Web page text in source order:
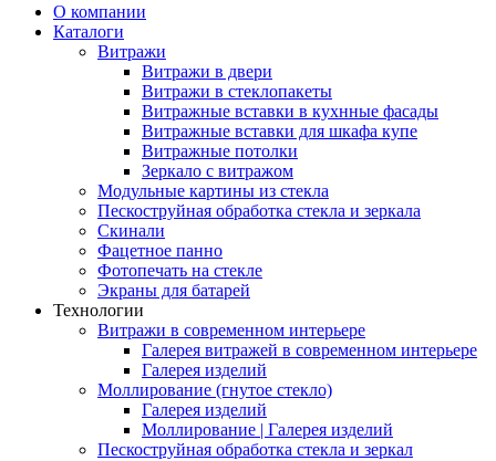
О компании
Каталоги
Витражи
Витражи в двери
Витражи в стеклопакеты
Витражные вставки в кухнные фасады
Витражные вставки для шкафа купе
Витражные потолки
Зеркало с витражом
Модульные картины из стекла
Пескоструйная обработка стекла и зеркала
Скинали
Фацетное панно
Фотопечать на стекле
Экраны для батарей
Технологии
Витражи в современном интерьере
Галерея витражей в современном интерьере
Галерея изделий
Моллирование (гнутое стекло)
Галерея изделий
Моллирование | Галерея изделий
Пескоструйная обработка стекла и зеркал